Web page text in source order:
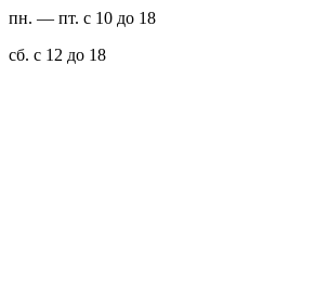
пн. — пт. с 10 до 18
сб. с 12 до 18